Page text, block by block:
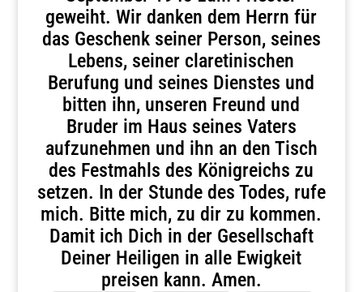
geweiht. Wir danken dem Herrn für
das Geschenk seiner Person, seines
Lebens, seiner claretinischen
Berufung und seines Dienstes und
bitten ihn, unseren Freund und
Bruder im Haus seines Vaters
aufzunehmen und ihn an den Tisch
des Festmahls des Königreichs zu
setzen. In der Stunde des Todes, rufe
mich. Bitte mich, zu dir zu kommen.
Damit ich Dich in der Gesellschaft
Deiner Heiligen in alle Ewigkeit
preisen kann. Amen.